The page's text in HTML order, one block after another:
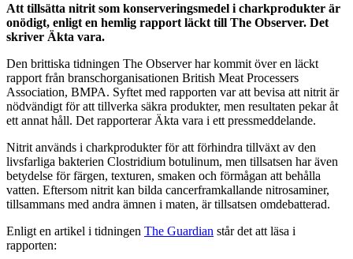
Att tillsätta nitrit som konserveringsmedel i charkprodukter är
onödigt, enligt en hemlig rapport läckt till The Observer. Det
skriver Äkta vara.
Den brittiska tidningen The Observer har kommit över en läckt
rapport från branschorganisationen British Meat Processers
Association, BMPA. Syftet med rapporten var att bevisa att nitrit är
nödvändigt för att tillverka säkra produkter, men resultaten pekar åt
ett annat håll. Det rapporterar Äkta vara i ett pressmeddelande.
Nitrit används i charkprodukter för att förhindra tillväxt av den
livsfarliga bakterien Clostridium botulinum, men tillsatsen har även
betydelse för färgen, texturen, smaken och förmågan att behålla
vatten. Eftersom nitrit kan bilda cancerframkallande nitrosaminer,
tillsammans med andra ämnen i maten, är tillsatsen omdebatterad.
Enligt en artikel i tidningen The Guardian står det att läsa i
rapporten: